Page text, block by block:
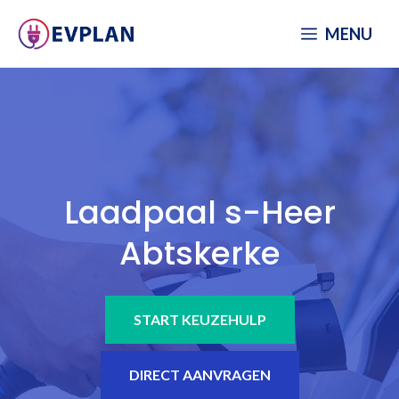
naar
MENU
Laadpaal s-Heer
Abtskerke
START KEUZEHULP
DIRECT AANVRAGEN